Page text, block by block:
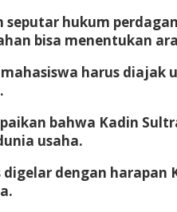
hukum
bisa menentukan
harus
bahwa Kadin
usaha.
dengan